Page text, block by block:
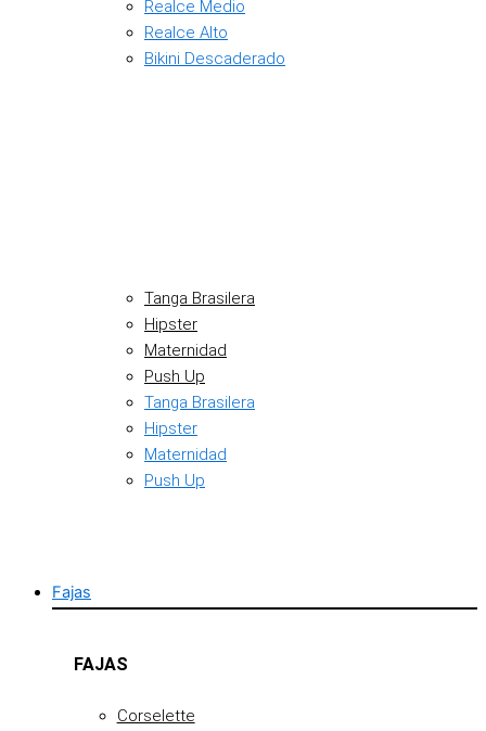
Realce Medio
Realce Alto
Bikini Descaderado
Tanga Brasilera
Hipster
Maternidad
Push Up
Tanga Brasilera
Hipster
Maternidad
Push Up
Fajas
FAJAS
Corselette